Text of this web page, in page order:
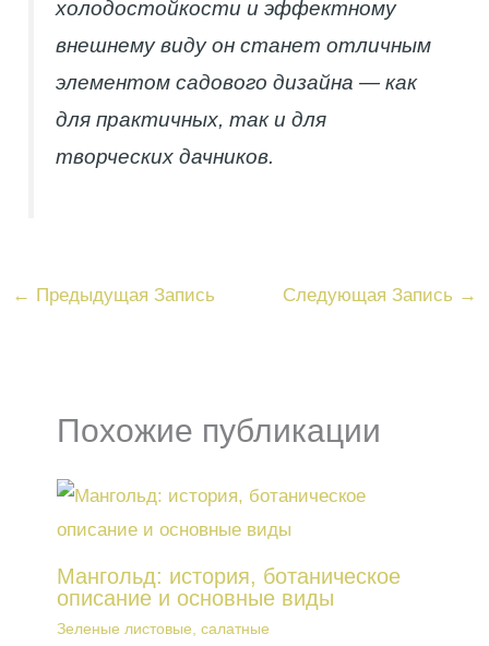
холодостойкости и эффектному
внешнему виду он станет отличным
элементом садового дизайна — как
для практичных, так и для
творческих дачников.
← Предыдущая Запись Следующая Запись →
Похожие публикации
Мангольд: история, ботаническое
описание и основные виды
Зеленые листовые, салатные